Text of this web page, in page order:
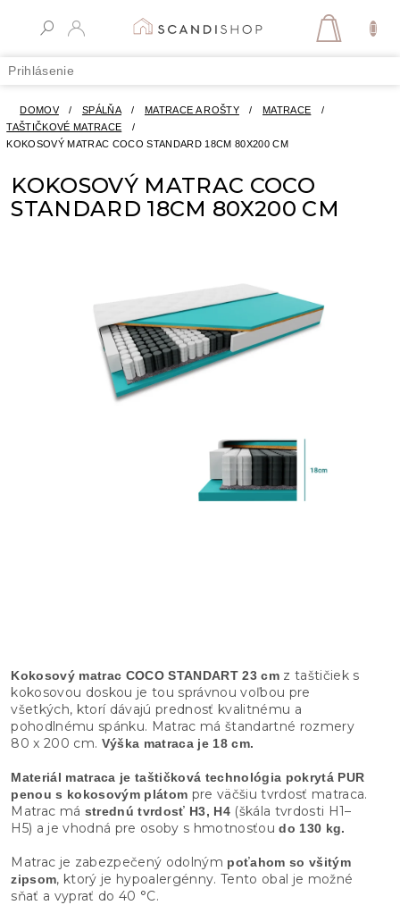
Prihlásenie
DOMOV / SPÁLŇA / MATRACE A ROŠTY / MATRACE
/
TAŠTIČKOVÉ MATRACE
/
KOKOSOVÝ MATRAC COCO STANDARD 18CM 80X200 CM
KOKOSOVÝ MATRAC COCO
STANDARD 18CM 80X200 CM
Kokosový matrac COCO STANDART 23 cm z taštičiek s
kokosovou doskou je tou správnou voľbou pre
všetkých, ktorí dávajú prednosť kvalitnému a
pohodlnému spánku. Matrac má štandartné rozmery
80 x 200 cm. Výška matraca je 18 cm.
Materiál matraca je taštičková technológia pokrytá PUR
penou s kokosovým plátom pre väčšiu tvrdosť matraca.
Matrac má strednú tvrdosť H3, H4 (škála tvrdosti H1–
H5) a je vhodná pre osoby s hmotnosťou do 130 kg.
Matrac je zabezpečený odolným poťahom so všitým
zipsom, ktorý je hypoalergénny. Tento obal je možné
sňať a vyprať do 40 °C.